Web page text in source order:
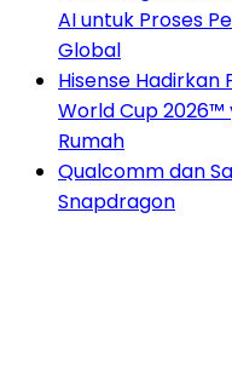
AI untuk Proses
Global
Hisense Hadirkan
World Cup 2026™
Rumah
Qualcomm dan
Snapdragon